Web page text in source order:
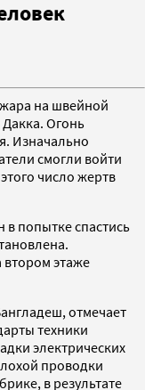
на швейной
Огонь
Изначально
смогли войти
число жертв
попытке спастись
втором этаже
отмечает
техники
электрических
проводки
в результате